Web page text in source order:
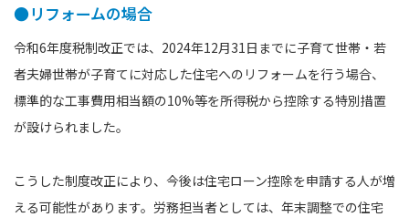
●リフォームの場合
令和6年度税制改正では、2024年12月31日までに子育て世帯・若
者夫婦世帯が子育てに対応した住宅へのリフォームを行う場合、
標準的な工事費用相当額の10%等を所得税から控除する特別措置
が設けられました。
こうした制度改正により、今後は住宅ローン控除を申請する人が増
える可能性があります。労務担当者としては、年末調整での住宅